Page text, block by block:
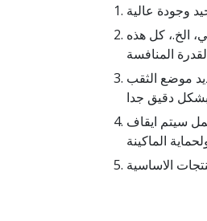
الخ.، كل هذه
موضع الثقب
سيتم ايقاف